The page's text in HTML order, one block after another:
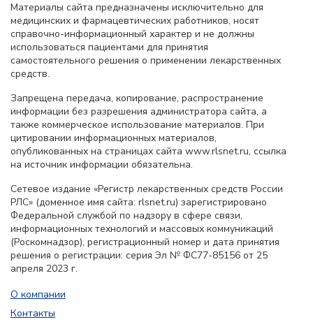
Материалы сайта предназначены исключительно для
медицинских и фармацевтических работников, носят
справочно-информационный характер и не должны
использоваться пациентами для принятия
самостоятельного решения о применении лекарственных
средств.
Запрещена передача, копирование, распространение
информации без разрешения администратора сайта, а
также коммерческое использование материалов. При
цитировании информационных материалов,
опубликованных на страницах сайта www.rlsnet.ru, ссылка
на источник информации обязательна.
Сетевое издание «Регистр лекарственных средств России
РЛС» (доменное имя сайта: rlsnet.ru) зарегистрировано
Федеральной службой по надзору в сфере связи,
информационных технологий и массовых коммуникаций
(Роскомнадзор), регистрационный номер и дата принятия
решения о регистрации: серия Эл № ФС77-85156 от 25
апреля 2023 г.
О компании
Контакты